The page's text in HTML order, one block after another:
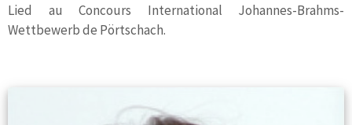
Lied au Concours International Johannes-Brahms-
Wettbewerb de Pörtschach.